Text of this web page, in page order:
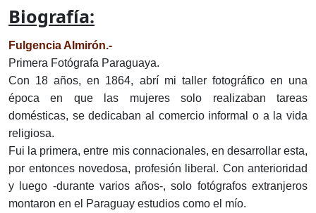
Biografía:
Fulgencia Almirón.-
Primera Fotógrafa Paraguaya.
Con 18 años, en 1864, abrí mi taller fotográfico en una
época en que las mujeres solo realizaban tareas
domésticas, se dedicaban al comercio informal o a la vida
religiosa.
Fui la primera, entre mis connacionales, en desarrollar esta,
por entonces novedosa, profesión liberal. Con anterioridad
y luego -durante varios años-, solo fotógrafos extranjeros
montaron en el Paraguay estudios como el mío.